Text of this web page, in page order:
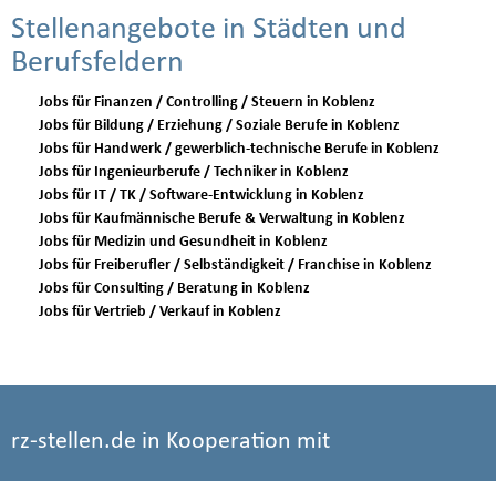
Stellenangebote in Städten und
Berufsfeldern
Jobs für Finanzen / Controlling / Steuern in Koblenz
Jobs für Bildung / Erziehung / Soziale Berufe in Koblenz
Jobs für Handwerk / gewerblich-technische Berufe in Koblenz
Jobs für Ingenieurberufe / Techniker in Koblenz
Jobs für IT / TK / Software-Entwicklung in Koblenz
Jobs für Kaufmännische Berufe & Verwaltung in Koblenz
Jobs für Medizin und Gesundheit in Koblenz
Jobs für Freiberufler / Selbständigkeit / Franchise in Koblenz
Jobs für Consulting / Beratung in Koblenz
Jobs für Vertrieb / Verkauf in Koblenz
rz-stellen.de in Kooperation mit